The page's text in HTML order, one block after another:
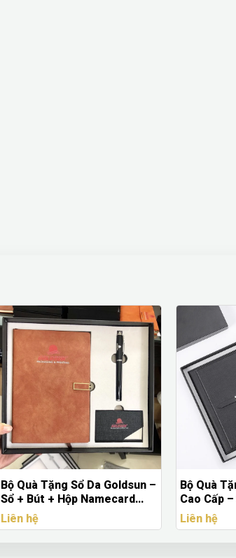
Bộ Quà Tặng Doanh Nghiệp
Cao Cấp – Sổ Tay, Bút Kim
Loại, Ví Namecard, Móc Khoá
In Logo
Liên hệ
Bút Bi
FERROLA
Bá Thương
Liên hệ